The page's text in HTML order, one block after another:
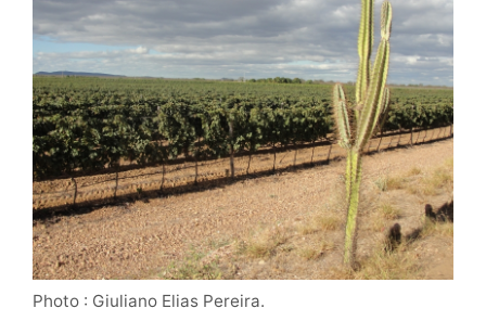
Photo : Giuliano Elias Pereira.